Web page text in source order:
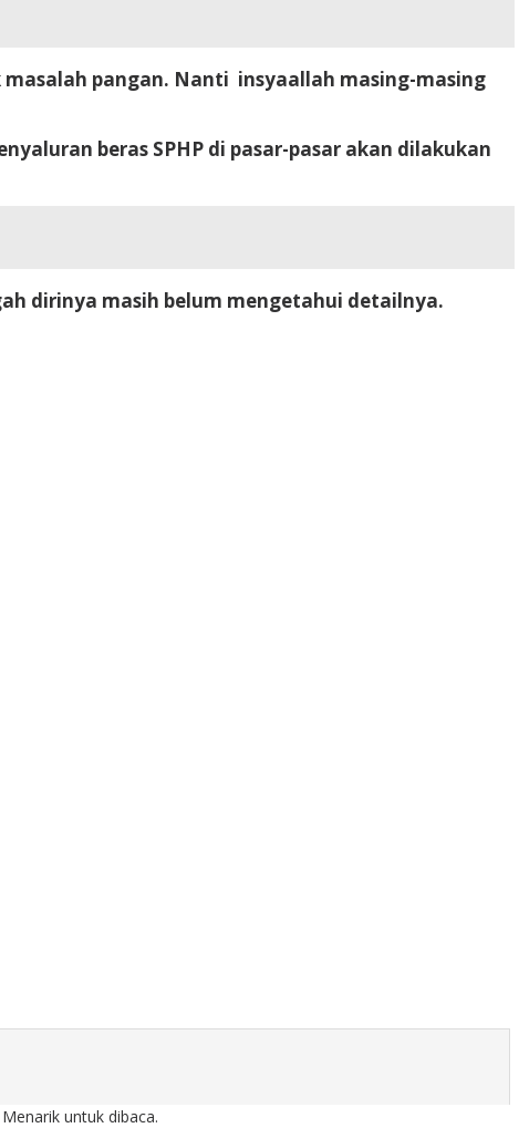
pangan. Nanti insyaallah masing-masing
beras SPHP di pasar-pasar akan dilakukan
dirinya masih belum mengetahui detailnya.
untuk dibaca.